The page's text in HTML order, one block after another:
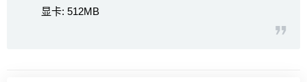
显卡: 512MB